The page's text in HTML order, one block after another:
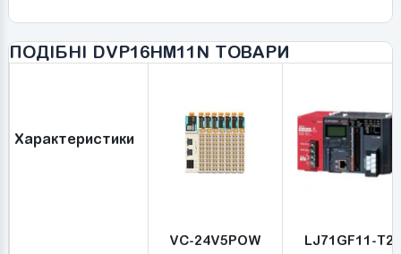
ПОДІБНІ DVP16HM11N ТОВАРИ
Характеристики
VC-24V5POW LJ71GF11-T2